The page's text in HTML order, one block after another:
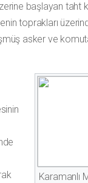
başlayan taht
toprakları
asker ve
Karamanlı